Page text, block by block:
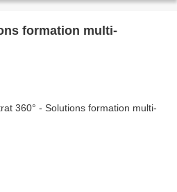
formation multi-